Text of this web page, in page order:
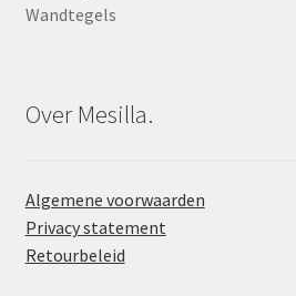
Wandtegels
Over Mesilla.
Algemene voorwaarden
Privacy statement
Retourbeleid